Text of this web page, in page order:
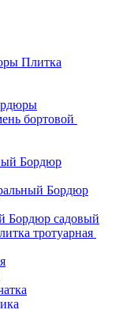
Плитка
бортовой
Бордюр
Бордюр
Бордюр садовый
тротуарная